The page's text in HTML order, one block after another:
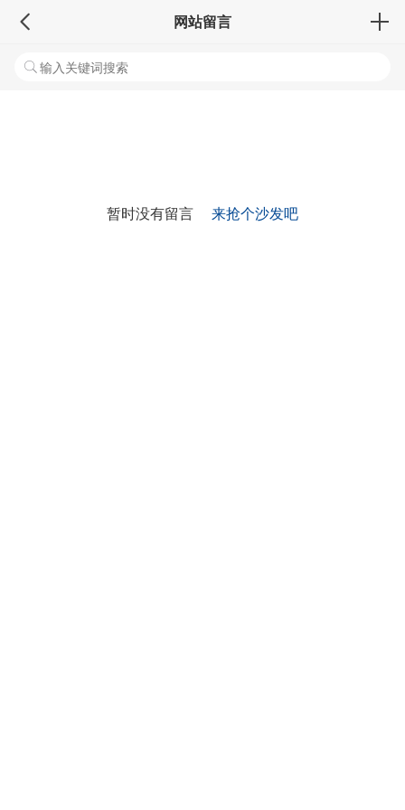
网站留言
暂时没有留言 来抢个沙发吧